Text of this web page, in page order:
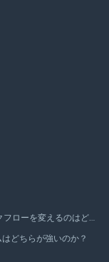
どちらが強いのか？